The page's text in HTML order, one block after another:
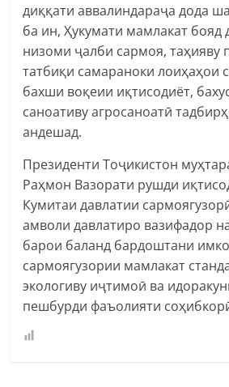
диққати аввалиндараҷа дода
ба ин, Ҳукумати мамлакат бояд
низоми ҷалби сармоя, таҳияву
татбиқи самараноки лоиҳаҳои
бахши воқеии иқтисодиёт,
саноативу агросаноатӣ
андешад.
Президенти Тоҷикистон
Раҳмон Вазорати рушди
Кумитаи давлатии
амволи давлатиро вазифадор
барои баланд бардоштани
сармоягузории мамлакат
экологиву иҷтимоӣ ва
пешбурди фаъолияти